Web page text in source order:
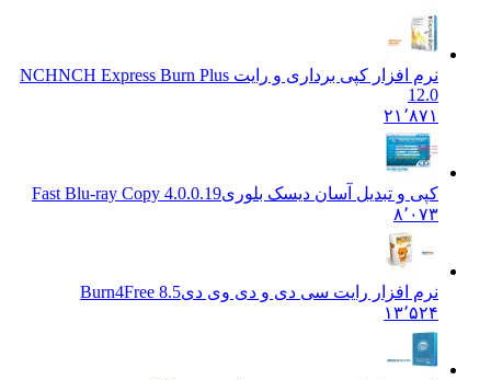
نرم افزار کپی برداری و رایت NCH NCH Express Burn Plus
۲۱٬۸۷۱
کپی و تبدیل آسان دیسک بلوریFast Blu-ray Copy 4.0.0.19
۸٬۰۷۳
نرم افزار رایت سی دی و دی وی دیBurn4Free 8.5
۱۳٬۵۲۴